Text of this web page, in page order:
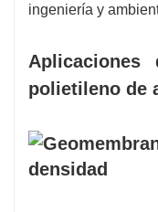
ingeniería y
Aplicaciones
polietileno de